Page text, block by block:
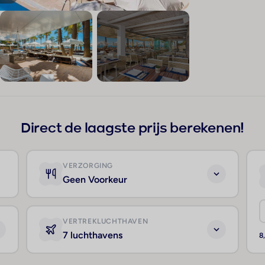
Direct de laagste prijs berekenen!
VERZORGING
Geen Voorkeur
VERTREKLUCHTHAVEN
7 luchthavens